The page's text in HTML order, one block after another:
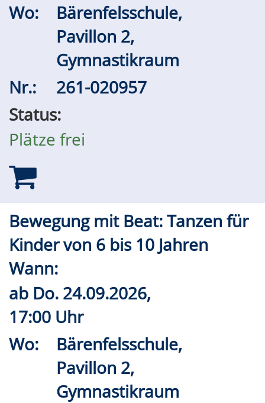
Wo:
Bärenfelsschule,
Pavillon 2,
Gymnastikraum
Nr.:
261-020957
Status:
Plätze frei
Bewegung mit Beat: Tanzen für
Kinder von 6 bis 10 Jahren
Wann:
ab Do. 24.09.2026,
17:00 Uhr
Wo:
Bärenfelsschule,
Pavillon 2,
Gymnastikraum